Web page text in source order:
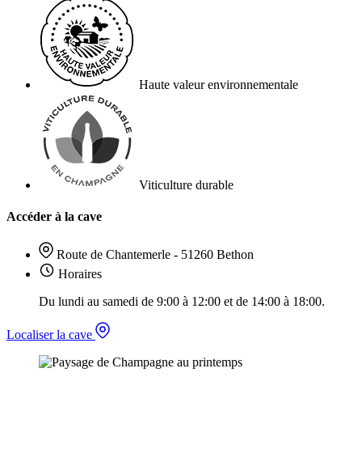
Haute valeur environnementale
Viticulture durable
Accéder à la cave
Route de Chantemerle - 51260 Bethon
Horaires
Du lundi au samedi de 9:00 à 12:00 et de 14:00 à 18:00.
Localiser la cave